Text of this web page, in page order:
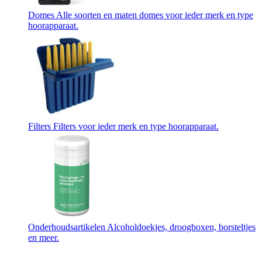
Domes Alle soorten en maten domes voor ieder merk en type
hoorapparaat.
Filters Filters voor ieder merk en type hoorapparaat.
Onderhoudsartikelen Alcoholdoekjes, droogboxen, borsteltjes
en meer.